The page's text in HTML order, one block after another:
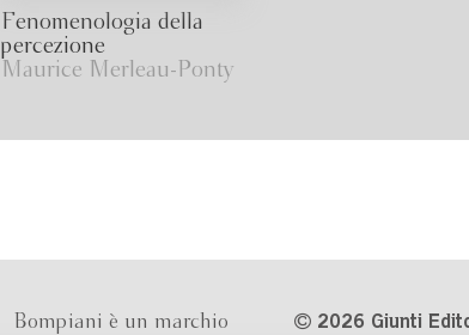
Fenomenologia della
percezione
Maurice Merleau-Ponty
Bompiani è un marchio
2026 Giunti